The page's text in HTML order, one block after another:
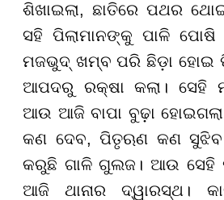
ଶିଖାଇଲା, ଛାତିରେ ପଥର
ସହି ପିଲାମାନଙ୍କୁ ପାଳି
ମଜଭୁଦ୍ ଖମ୍ବ ପରି ଛିଡ଼ା ହୋଇ
ଆପଦରୁ ରକ୍ଷା କଲା। ସେହି
ଆଉ ଆଜି ବାପା ବୁଢ଼ା
କଣ ଦେବ, ପିତୃଋଣ କଣ
କରୁଛି ଗାଳି ଗୁଲଜ। ଆଉ ସେହି
ଆଜି ଥାନାର ଦ୍ୱାରସ୍ଥ।